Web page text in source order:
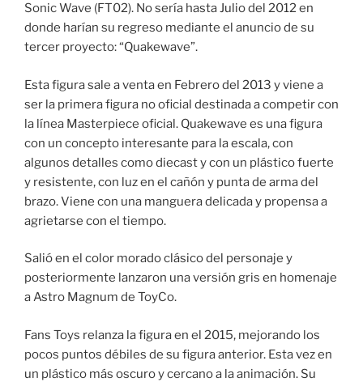
Sonic Wave (FT02). No sería hasta Julio del 2012 en
donde harían su regreso mediante el anuncio de su
tercer proyecto: “Quakewave”.
Esta figura sale a venta en Febrero del 2013 y viene a
ser la primera figura no oficial destinada a competir con
la línea Masterpiece oficial. Quakewave es una figura
con un concepto interesante para la escala, con
algunos detalles como diecast y con un plástico fuerte
y resistente, con luz en el cañón y punta de arma del
brazo. Viene con una manguera delicada y propensa a
agrietarse con el tiempo.
Salió en el color morado clásico del personaje y
posteriormente lanzaron una versión gris en homenaje
a Astro Magnum de ToyCo.
Fans Toys relanza la figura en el 2015, mejorando los
pocos puntos débiles de su figura anterior. Esta vez en
un plástico más oscuro y cercano a la animación. Su